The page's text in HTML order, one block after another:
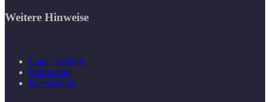
Weitere Hinweise
Lage / Anfahrt
Impressum
Datenschutz